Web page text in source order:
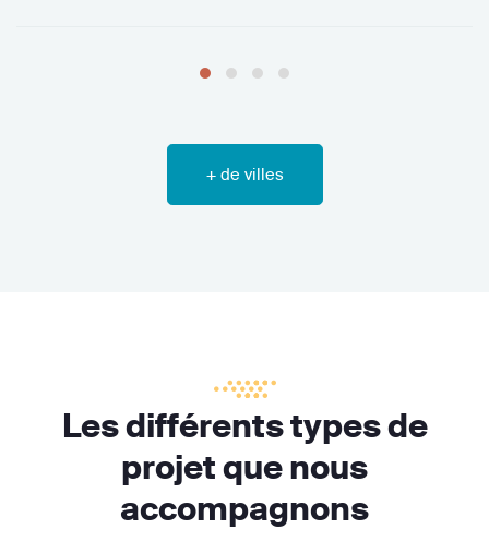
+ de villes
Les différents types de
projet que nous
accompagnons